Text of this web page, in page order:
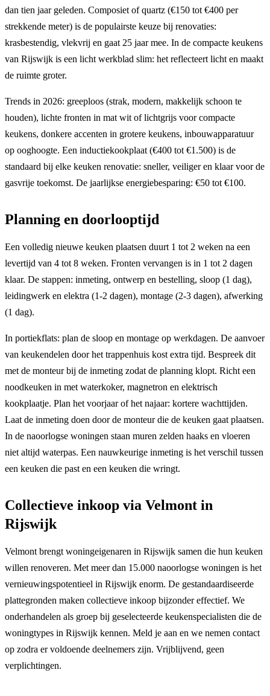
dan tien jaar geleden. Composiet of quartz (€150 tot €400 per
strekkende meter) is de populairste keuze bij renovaties:
krasbestendig, vlekvrij en gaat 25 jaar mee. In de compacte keukens
van Rijswijk is een licht werkblad slim: het reflecteert licht en maakt
de ruimte groter.
Trends in 2026: greeploos (strak, modern, makkelijk schoon te
houden), lichte fronten in mat wit of lichtgrijs voor compacte
keukens, donkere accenten in grotere keukens, inbouwapparatuur
op ooghoogte. Een inductiekookplaat (€400 tot €1.500) is de
standaard bij elke keuken renovatie: sneller, veiliger en klaar voor de
gasvrije toekomst. De jaarlijkse energiebesparing: €50 tot €100.
Planning en doorlooptijd
Een volledig nieuwe keuken plaatsen duurt 1 tot 2 weken na een
levertijd van 4 tot 8 weken. Fronten vervangen is in 1 tot 2 dagen
klaar. De stappen: inmeting, ontwerp en bestelling, sloop (1 dag),
leidingwerk en elektra (1-2 dagen), montage (2-3 dagen), afwerking
(1 dag).
In portiekflats: plan de sloop en montage op werkdagen. De aanvoer
van keukendelen door het trappenhuis kost extra tijd. Bespreek dit
met de monteur bij de inmeting zodat de planning klopt. Richt een
noodkeuken in met waterkoker, magnetron en elektrisch
kookplaatje. Plan het voorjaar of het najaar: kortere wachttijden.
Laat de inmeting doen door de monteur die de keuken gaat plaatsen.
In de naoorlogse woningen staan muren zelden haaks en vloeren
niet altijd waterpas. Een nauwkeurige inmeting is het verschil tussen
een keuken die past en een keuken die wringt.
Collectieve inkoop via Velmont in
Rijswijk
Velmont brengt woningeigenaren in Rijswijk samen die hun keuken
willen renoveren. Met meer dan 15.000 naoorlogse woningen is het
vernieuwingspotentieel in Rijswijk enorm. De gestandaardiseerde
plattegronden maken collectieve inkoop bijzonder effectief. We
onderhandelen als groep bij geselecteerde keukenspecialisten die de
woningtypes in Rijswijk kennen. Meld je aan en we nemen contact
op zodra er voldoende deelnemers zijn. Vrijblijvend, geen
verplichtingen.